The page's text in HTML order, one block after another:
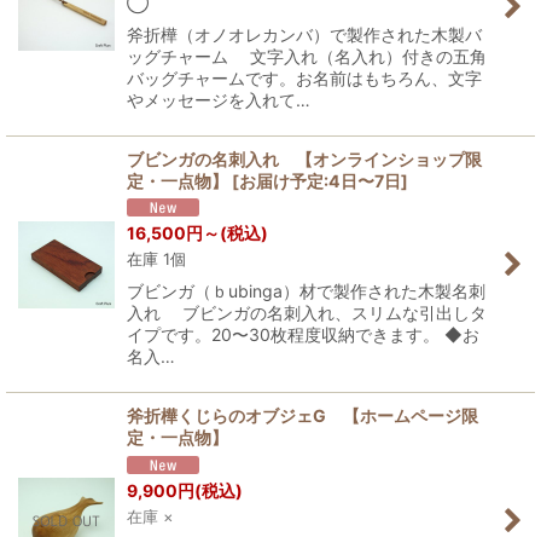
斧折樺（オノオレカンバ）で製作された木製バ
ッグチャーム 文字入れ（名入れ）付きの五角
バッグチャームです。お名前はもちろん、文字
やメッセージを入れて…
ブビンガの名刺入れ 【オンラインショップ限
定・一点物】
[お届け予定:4日〜7日]
16,500円 ～(税込)
在庫 1個
ブビンガ（ｂubinga）材で製作された木製名刺
入れ ブビンガの名刺入れ、スリムな引出しタ
イプです。20〜30枚程度収納できます。 ◆お
名入…
斧折樺くじらのオブジェG 【ホームページ限
定・一点物】
9,900円(税込)
在庫 ×